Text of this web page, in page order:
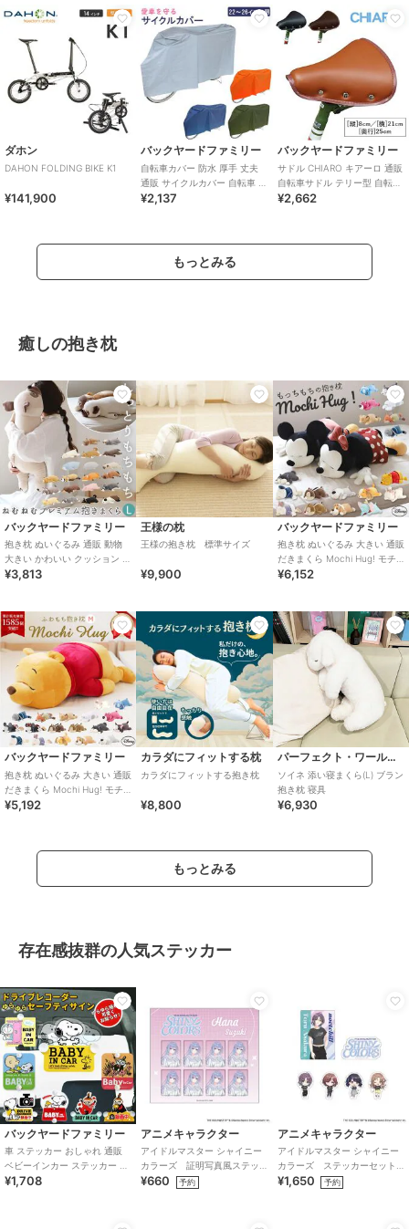
ダホン
DAHON FOLDING BIKE K1
¥141,900
バックヤードファミリー
自転車カバー 防水 厚手 丈夫
通販 サイクルカバー 自転車 雨
自転車置き場 カバー 防犯 撥水
¥2,137
バックヤードファミリー
サドル CHIARO キアーロ 通販
自転車サドル テリー型 自転車
用 補修 パーツ 交換 おしゃれ
¥2,662
もっとみる
癒しの抱き枕
バックヤードファミリー
抱き枕 ぬいぐるみ 通販 動物
大きい かわいい クッション 子
供 マクラ キッズ 寝具 子供
¥3,813
王様の枕
王様の抱き枕 標準サイズ
¥9,900
バックヤードファミリー
抱き枕 ぬいぐるみ 大きい 通販
だきまくら Mochi Hug! モチ
ハグ Disney ディズニ
¥6,152
バックヤードファミリー
抱き枕 ぬいぐるみ 大きい 通販
だきまくら Mochi Hug! モチ
ハグ Disney ディズニ
¥5,192
カラダにフィットする枕
カラダにフィットする抱き枕
¥8,800
パーフェクト・ワールド・トーキョー
ソイネ 添い寝まくら(L) ブラン
抱き枕 寝具
¥6,930
もっとみる
存在感抜群の人気ステッカー
バックヤードファミリー
車 ステッカー おしゃれ 通販
ベビーインカー ステッカー 吸
盤 スイングサイン スヌーピー
¥1,708
アニメキャラクター
アイドルマスター シャイニー
カラーズ 証明写真風ステッ
カー (鈴木羽那)
¥660 予約
アニメキャラクター
アイドルマスター シャイニー
カラーズ ステッカーセット
(283プロ ノクチル)
¥1,650 予約